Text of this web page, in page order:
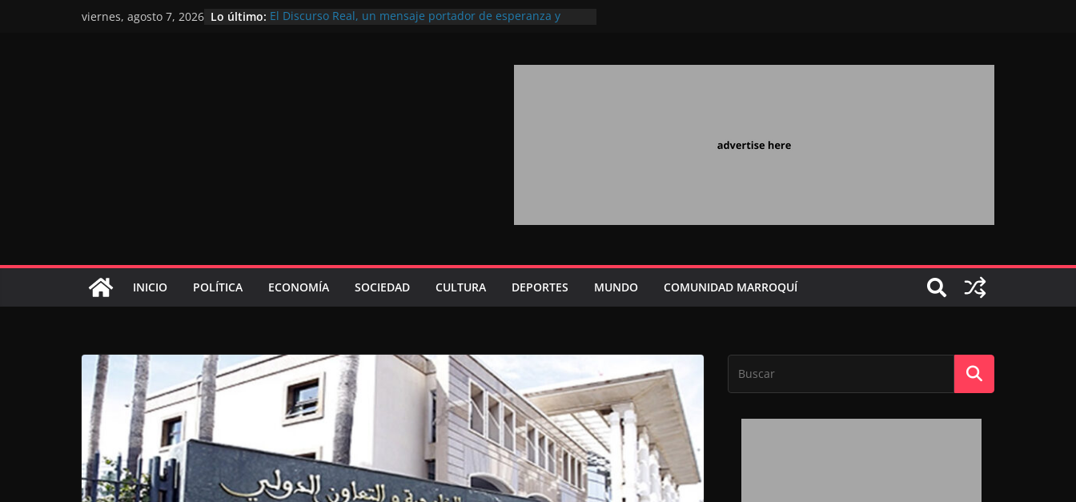
viernes, agosto 7, 2026 Lo último: El Discurso Real, un mensaje portador de esperanza y
Extranjero: al servicio de los grandes proyectos de
INICIO POLÍTICA ECONOMÍA SOCIEDAD CULTURA DEPORTES MUNDO COMUNIDAD MARROQUÍ